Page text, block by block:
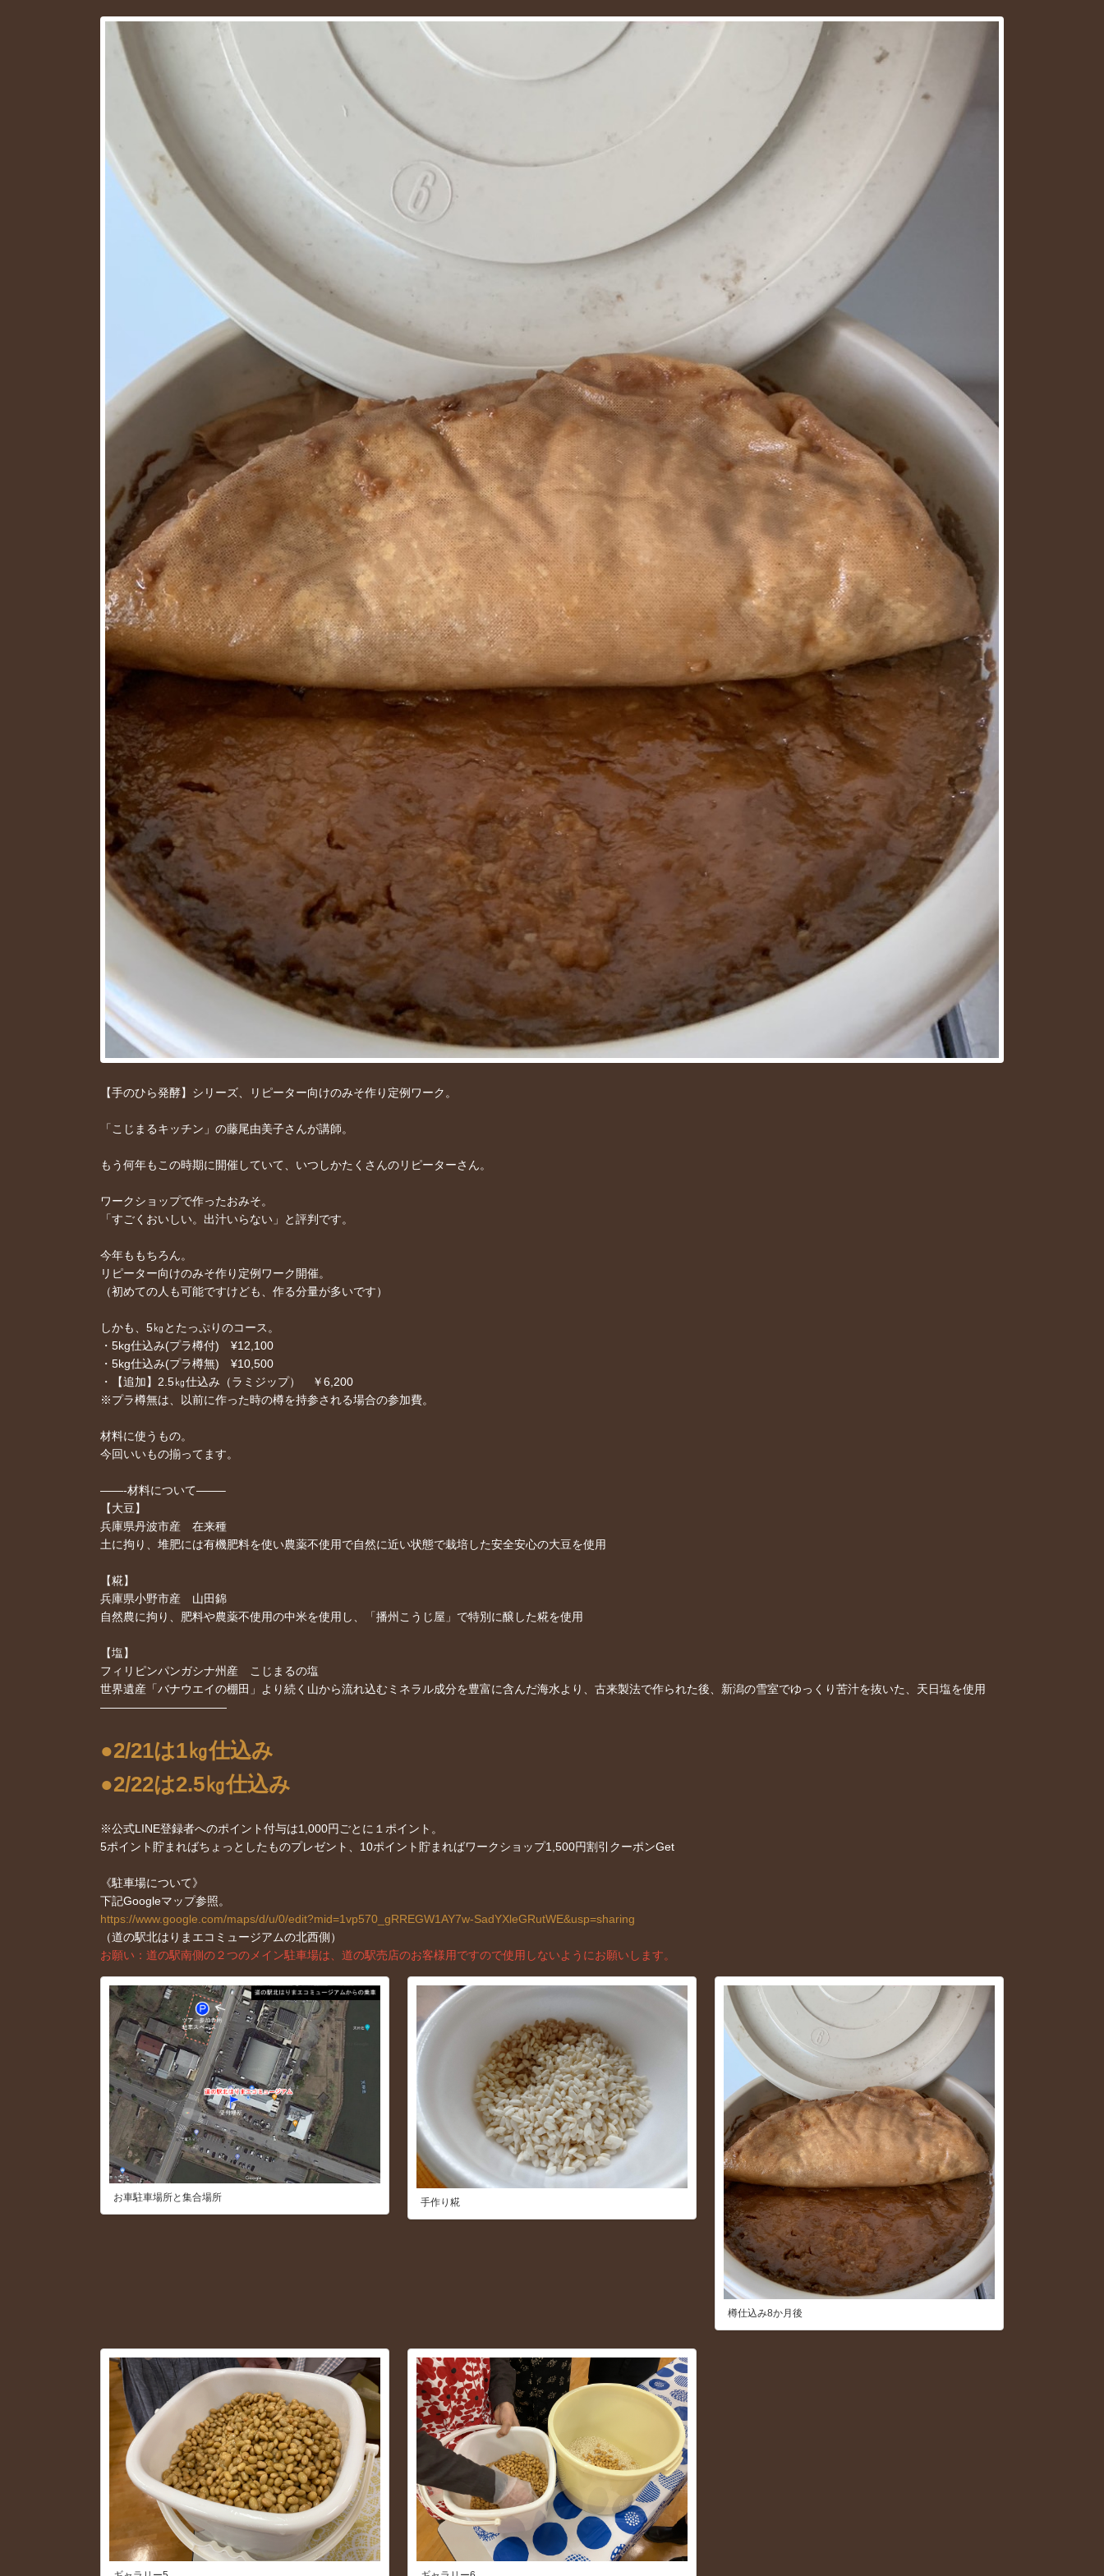
【手のひら発酵】シリーズ、リピーター向けのみそ作り定例ワーク。
「こじまるキッチン」の藤尾由美子さんが講師。
もう何年もこの時期に開催していて、いつしかたくさんのリピーターさん。
ワークショップで作ったおみそ。
「すごくおいしい。出汁いらない」と評判です。
今年ももちろん。
リピーター向けのみそ作り定例ワーク開催。
（初めての人も可能ですけども、作る分量が多いです）
しかも、5㎏とたっぷりのコース。
・5kg仕込み(プラ樽付) ¥12,100
・5kg仕込み(プラ樽無) ¥10,500
・【追加】2.5㎏仕込み（ラミジップ） ￥6,200
※プラ樽無は、以前に作った時の樽を持参される場合の参加費。
材料に使うもの。
今回いいもの揃ってます。
——-材料について——–
【大豆】
兵庫県丹波市産 在来種
土に拘り、堆肥には有機肥料を使い農薬不使用で自然に近い状態で栽培した安全安心の大豆を使用
【糀】
兵庫県小野市産 山田錦
自然農に拘り、肥料や農薬不使用の中米を使用し、「播州こうじ屋」で特別に醸した糀を使用
【塩】
フィリピンパンガシナ州産 こじまるの塩
世界遺産「バナウエイの棚田」より続く山から流れ込むミネラル成分を豊富に含んだ海水より、古来製法で作られた後、新潟の雪室でゆっくり苦汁を抜いた、天日塩を使用
———————————
●2/21は1㎏仕込み
●2/22は2.5㎏仕込み
※公式LINE登録者へのポイント付与は1,000円ごとに１ポイント。
5ポイント貯まればちょっとしたものプレゼント、10ポイント貯まればワークショップ1,500円割引クーポンGet
《駐車場について》
下記Googleマップ参照。
https://www.google.com/maps/d/u/0/edit?mid=1vp570_gRREGW1AY7w-SadYXleGRutWE&usp=sharing
（道の駅北はりまエコミュージアムの北西側）
お願い：道の駅南側の２つのメイン駐車場は、道の駅売店のお客様用ですので使用しないようにお願いします。
お車駐車場所と集合場所 手作り糀
樽仕込み8か月後